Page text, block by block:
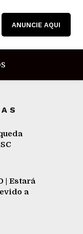
ANUNCIE AQUI
| Estará
a